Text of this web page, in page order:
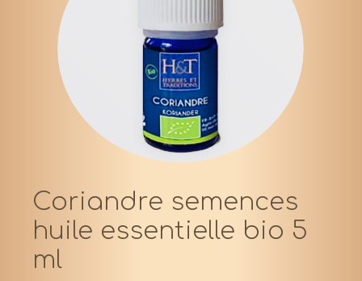
Coriandre semences
huile essentielle bio 5
ml